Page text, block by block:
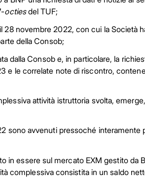
octiesdel TUF;
28 novembre 2022, con cui la Società
della Consob;
dalla Consob e, in particolare, la
e le correlate note di riscontro,
attività istruttoria svolta,
sono avvenuti pressoché interamente
in essere sul mercato EXM gestito da
complessiva consistita in un saldo